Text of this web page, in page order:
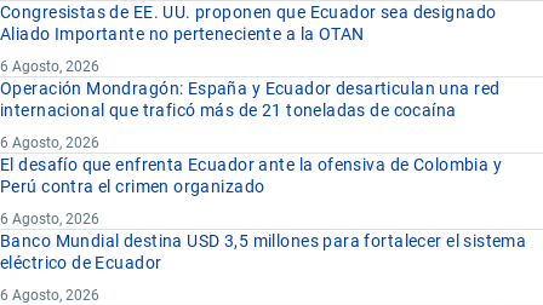
Congresistas de EE. UU. proponen que Ecuador sea designado
Aliado Importante no perteneciente a la OTAN
6 Agosto, 2026
Operación Mondragón: España y Ecuador desarticulan una red
internacional que traficó más de 21 toneladas de cocaína
6 Agosto, 2026
El desafío que enfrenta Ecuador ante la ofensiva de Colombia y
Perú contra el crimen organizado
6 Agosto, 2026
Banco Mundial destina USD 3,5 millones para fortalecer el sistema
eléctrico de Ecuador
6 Agosto, 2026